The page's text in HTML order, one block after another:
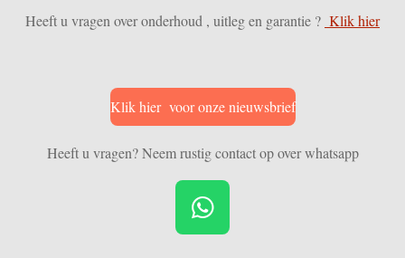
Heeft u vragen over onderhoud , uitleg en garantie ? Klik hier
Klik hier voor onze nieuwsbrief
Heeft u vragen? Neem rustig contact op over whatsapp
W
h